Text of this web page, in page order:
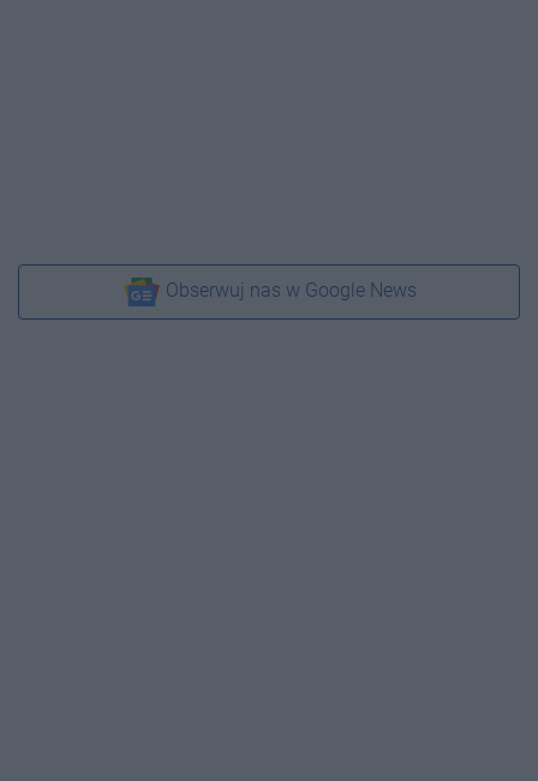
Obserwuj nas w Google News